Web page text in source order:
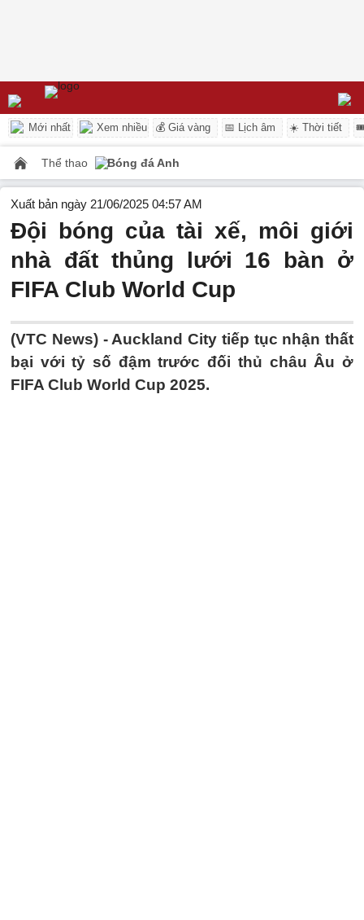
Mới nhất Xem nhiều 💰 Giá vàng 📅 Lịch âm ☀️ Thời tiết
Thể thao Bóng đá Anh
Xuất bản ngày 21/06/2025 04:57 AM
Đội bóng của tài xế, môi giới
nhà đất thủng lưới 16 bàn ở
FIFA Club World Cup
(VTC News) - Auckland City tiếp tục nhận thất
bại với tỷ số đậm trước đối thủ châu Âu ở
FIFA Club World Cup 2025.